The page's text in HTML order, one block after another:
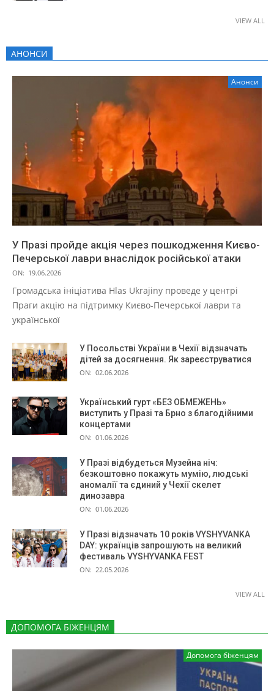
VIEW ALL
АНОНСИ
Анонси
У Празі пройде акція через пошкодження Києво-
Печерської лаври внаслідок російської атаки
ON: 19.06.2026
Громадська ініціатива Hlas Ukrajiny проведе у центрі
Праги акцію на підтримку Києво-Печерської лаври та
української
У Посольстві України в Чехії відзначать
дітей за досягнення. Як зареєструватися
ON: 02.06.2026
Український гурт «БЕЗ ОБМЕЖЕНЬ»
виступить у Празі та Брно з благодійними
концертами
ON: 01.06.2026
У Празі відбудеться Музейна ніч:
безкоштовно покажуть мумію, людські
аномалії та єдиний у Чехії скелет
динозавра
ON: 01.06.2026
У Празі відзначать 10 років VYSHYVANKA
DAY: українців запрошують на великий
фестиваль VYSHYVANKA FEST
ON: 22.05.2026
VIEW ALL
ДОПОМОГА БІЖЕНЦЯМ
Допомога біженцям